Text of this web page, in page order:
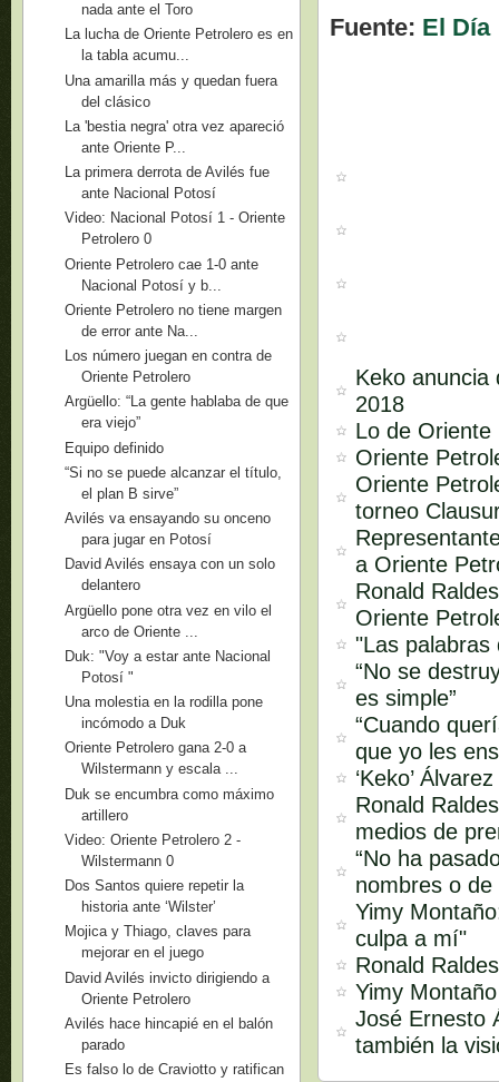
Fuente: El Día
Keko anuncia
2018
Lo de
Oriente
Oriente
torneo
a Oriente
Ronald
Oriente
"Las palabras
“No se
es simple”
“Cuando
que yo les
‘Keko’
Ronald
medios de
“No ha
nombres o de
Yimy
culpa a mí"
Ronald
Yimy
José Ernesto
también la
nada ante el Toro
La lucha de Oriente Petrolero es en
la tabla acumu...
Una amarilla más y quedan fuera
del clásico
La 'bestia negra' otra vez apareció
ante Oriente P...
La primera derrota de Avilés fue
ante Nacional Potosí
Video: Nacional Potosí 1 - Oriente
Petrolero 0
Oriente Petrolero cae 1-0 ante
Nacional Potosí y b...
Oriente Petrolero no tiene margen
de error ante Na...
Los número juegan en contra de
Oriente Petrolero
Argüello: “La gente hablaba de que
era viejo”
Equipo definido
“Si no se puede alcanzar el título,
el plan B sirve”
Avilés va ensayando su onceno
para jugar en Potosí
David Avilés ensaya con un solo
delantero
Argüello pone otra vez en vilo el
arco de Oriente ...
Duk: "Voy a estar ante Nacional
Potosí "
Una molestia en la rodilla pone
incómodo a Duk
Oriente Petrolero gana 2-0 a
Wilstermann y escala ...
Duk se encumbra como máximo
artillero
Video: Oriente Petrolero 2 -
Wilstermann 0
Dos Santos quiere repetir la
historia ante ‘Wilster’
Mojica y Thiago, claves para
mejorar en el juego
David Avilés invicto dirigiendo a
Oriente Petrolero
Avilés hace hincapié en el balón
parado
Es falso lo de Craviotto y ratifican